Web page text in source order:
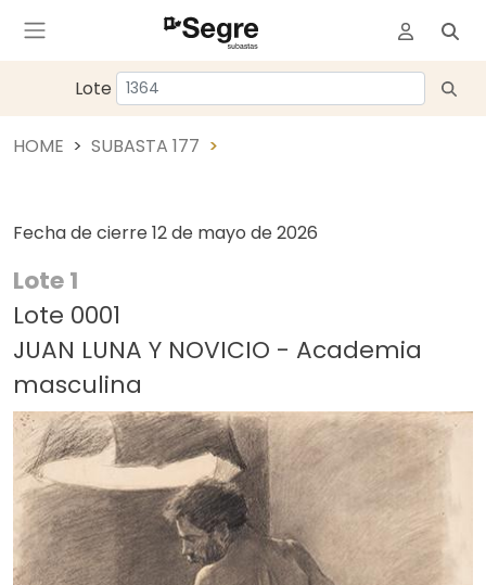
Lote
HOME SUBASTA 177
Fecha de cierre 12 de mayo de 2026
Lote 1
Lote 0001
JUAN LUNA Y NOVICIO - Academia
masculina